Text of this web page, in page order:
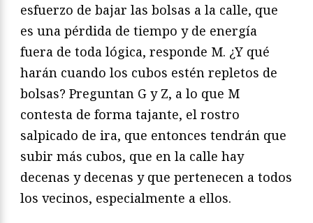
esfuerzo de bajar las bolsas a la calle, que
es una pérdida de tiempo y de energía
fuera de toda lógica, responde M. ¿Y qué
harán cuando los cubos estén repletos de
bolsas? Preguntan G y Z, a lo que M
contesta de forma tajante, el rostro
salpicado de ira, que entonces tendrán que
subir más cubos, que en la calle hay
decenas y decenas y que pertenecen a todos
los vecinos, especialmente a ellos.